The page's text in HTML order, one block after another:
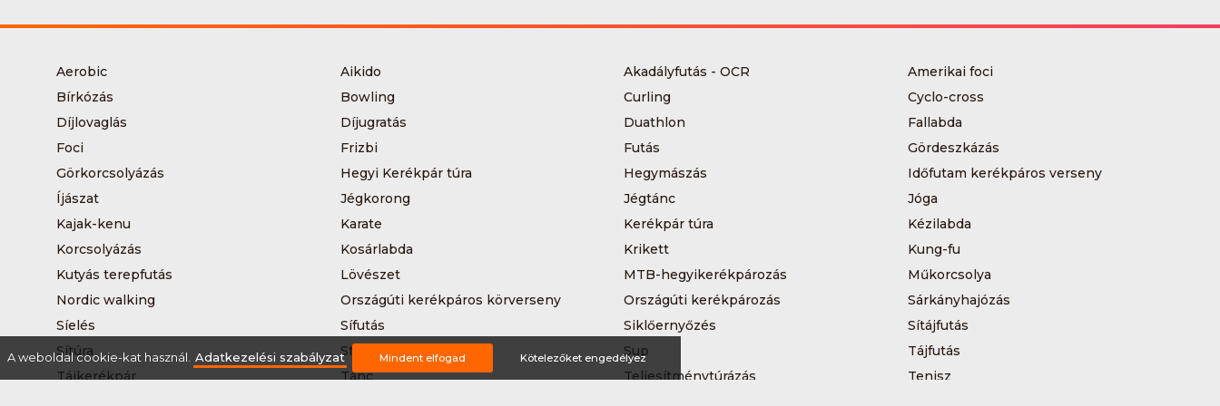
Aerobic Aikido Akadályfutás - OCR
Amerikai foci
Bírkózás
Bowling Curling
Cyclo-cross
Díjlovaglás
Díjugratás Duathlon
Fallabda
Foci
Frizbi Futás
Gördeszkázás
Görkorcsolyázás
Hegyi Kerékpár túra Hegymászás
Időfutam kerékpáros verseny
Íjászat
Jégkorong Jégtánc
Jóga
Kajak-kenu
Karate Kerékpár túra
Kézilabda
Korcsolyázás
Kosárlabda Krikett
Kung-fu
Kutyás terepfutás
Lövészet MTB-hegyikerékpározás
Műkorcsolya
Nordic walking
Országúti kerékpáros körverseny Országúti kerékpározás
Sárkányhajózás
Síelés
Sífutás Siklőernyőzés
Sítájfutás
Sítúra
Streetball (3*3) Sup
Tájfutás
Tájkerékpár
Tánc Teljesítménytúrázás
Tenisz
A weboldal cookie-kat használ. Adatkezelési szabályzat Mindent elfogad Kötelezőket engedélyez